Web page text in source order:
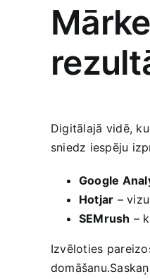
Digitālajā⁤ vidē,
sniedz iespēju
Google
Hotjar –
SEMrush –
Izvēloties⁤